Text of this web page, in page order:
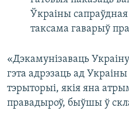
Ўкраіны
таксама гаварыў
«Дэкамунізаваць
гэта адрэзаць ад
тэрыторыі, якія яна
правадыроў, быўшы ў